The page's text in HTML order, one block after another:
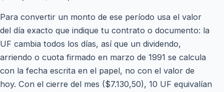
Para convertir un monto de ese período usa el valor
del día exacto que indique tu contrato o documento: la
UF cambia todos los días, así que un dividendo,
arriendo o cuota firmado en marzo de 1991 se calcula
con la fecha escrita en el papel, no con el valor de
hoy. Con el cierre del mes ($7.130,50), 10 UF equivalían